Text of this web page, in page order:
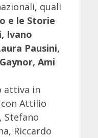
quali
e le Storie
Ivano
Pausini,
Ami
attiva in
con Attilio
Stefano
Riccardo